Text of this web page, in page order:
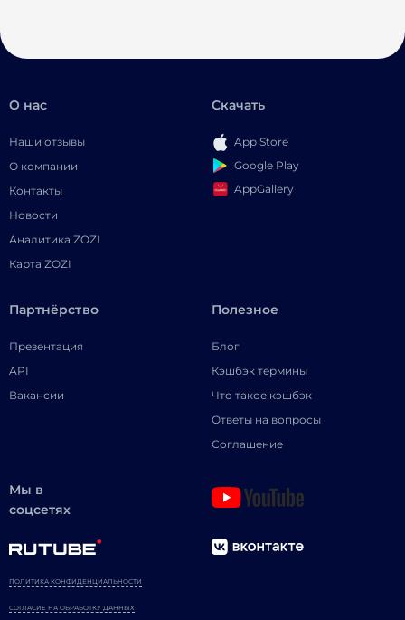
О нас
Наши отзывы
О компании
Контакты
Новости
Аналитика ZOZI
Карта ZOZI
Скачать
App Store
Google Play
AppGallery
Партнёрство
Презентация
API
Вакансии
Полезное
Блог
Кэшбэк термины
Что такое кэшбэк
Ответы на вопросы
Соглашение
Мы в
соцсетях
ПОЛИТИКА КОНФИДЕНЦИАЛЬНОСТИ
СОГЛАСИЕ НА ОБРАБОТКУ ДАННЫХ